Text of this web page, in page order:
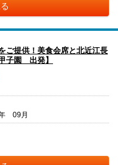
ご提供！美食会席と北近江長
子園 出発】
09月